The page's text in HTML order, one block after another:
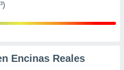
Encinas Reales